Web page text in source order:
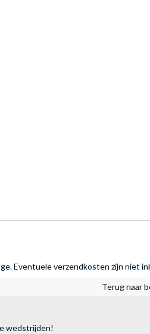
Eventuele verzendkosten zijn niet
Terug naar
wedstrijden!